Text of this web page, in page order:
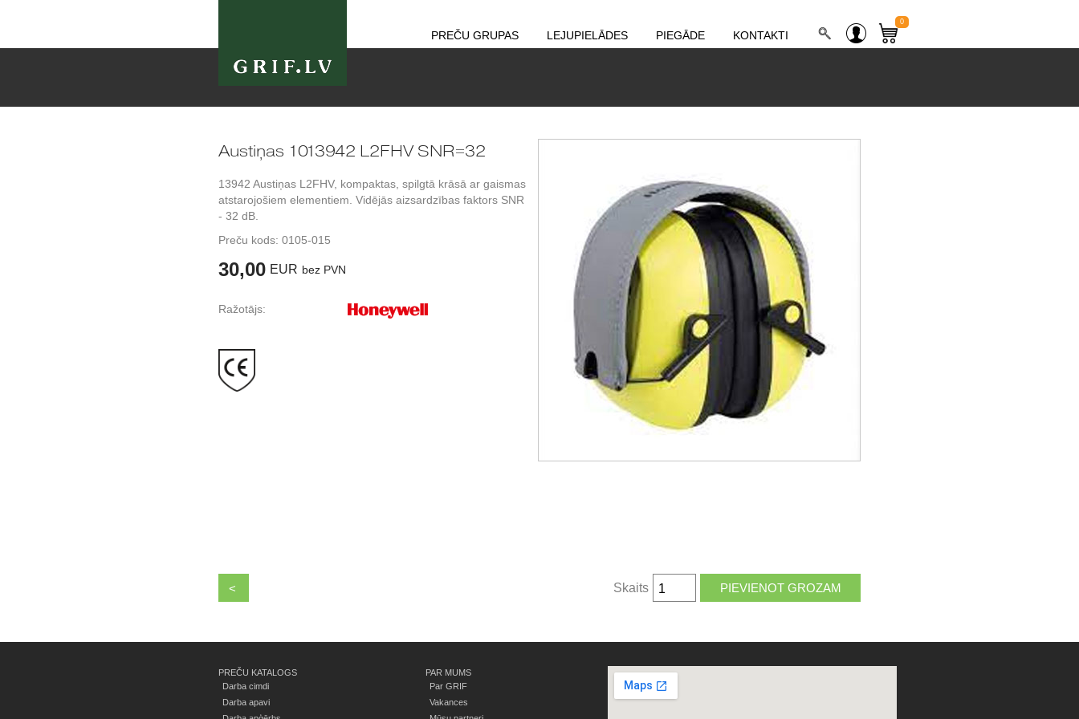
PREČU GRUPAS LEJUPIELĀDES PIEGĀDE KONTAKTI
0
Austiņas 1013942 L2FHV SNR=32
13942 Austiņas L2FHV, kompaktas, spilgtā krāsā ar gaismas
atstarojošiem elementiem. Vidējās aizsardzības faktors SNR
- 32 dB.
Preču kods: 0105-015
30,00 EUR bez PVN
Ražotājs:
< Skaits
PREČU KATALOGS
Darba cimdi
Darba apavi
PAR MUMS
Par GRIF
Vakances